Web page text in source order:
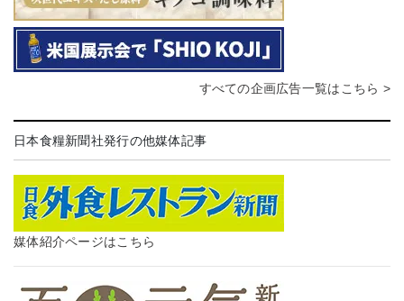
すべての企画広告一覧はこちら >
日本食糧新聞社発行の他媒体記事
媒体紹介ページはこちら